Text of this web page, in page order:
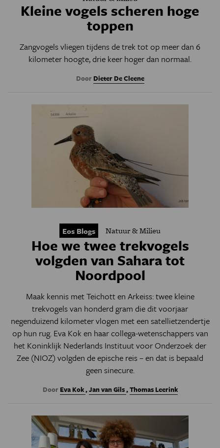
Kleine vogels scheren hoge
toppen
Zangvogels vliegen tijdens de trek tot op meer dan 6
kilometer hoogte, drie keer hoger dan normaal.
Door Dieter De Cleene
Eos Blogs Natuur & Milieu
Hoe we twee trekvogels
volgden van Sahara tot
Noordpool
Maak kennis met Teichott en Arkeiss: twee kleine
trekvogels van honderd gram die dit voorjaar
negenduizend kilometer vlogen met een satellietzendertje
op hun rug. Eva Kok en haar collega-wetenschappers van
het Koninklijk Nederlands Instituut voor Onderzoek der
Zee (NIOZ) volgden de epische reis – en dat is bepaald
geen sinecure.
Door Eva Kok,Jan van Gils,Thomas Leerink